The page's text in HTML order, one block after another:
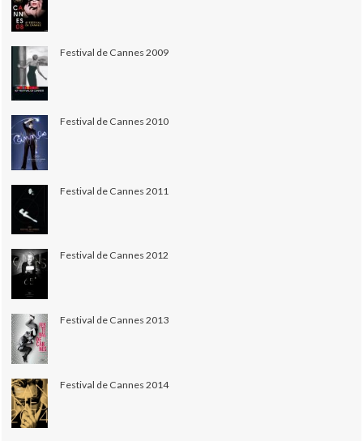
Festival de Cannes 2009
Festival de Cannes 2010
Festival de Cannes 2011
Festival de Cannes 2012
Festival de Cannes 2013
Festival de Cannes 2014